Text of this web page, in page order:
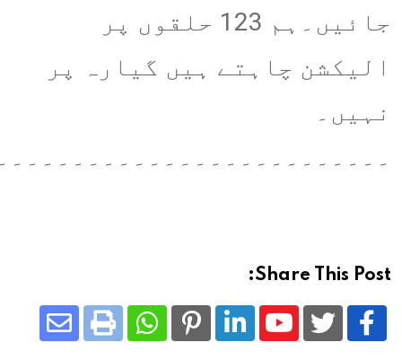
جائیں۔ہم 123 حلقوں پر
الیکشن چاہتے ہیں گیارہ پر
نہیں۔
Share This Post:
Youtube
LinkedIn
Pinterest
Whatsapp
Print